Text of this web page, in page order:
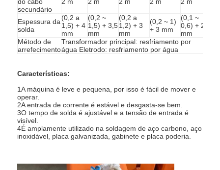
Casa
Produtos
secundário
Espessura da
solda
(0,2 a
1,5) + 4
mm
(0,2 ~
1,5) + 3,5
mm
(0,2 a
1,2) + 3
mm
(0,2 ~ 1)
+ 3 mm
(0,1 ~
0,6) + 2
mm
Método de
arrefecimento
Transformador principal: resfriamento por
água Eletrodo: resfriamento por água
Características:
1A máquina é leve e pequena, por isso é fácil de mover e
operar.
2A entrada de corrente é estável e desgasta-se bem.
3O tempo de solda é ajustável e a tensão de entrada é
visível.
4É amplamente utilizado na soldagem de aço carbono, aço
inoxidável, placa galvanizada, gabinete e placa poderia.